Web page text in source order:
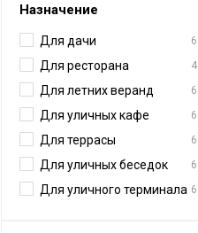
Фены стационарные
Дозаторы для жидкого мыла
Диспенсеры
Аксессуары
Назначение
Для дачи 6
Для ресторана 4
Для летних веранд 6
Для уличных кафе 6
Для террасы 6
Для уличных беседок 6
Для уличного терминала 6